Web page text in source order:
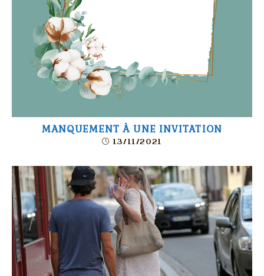
MANQUEMENT À UNE INVITATION
13/11/2021